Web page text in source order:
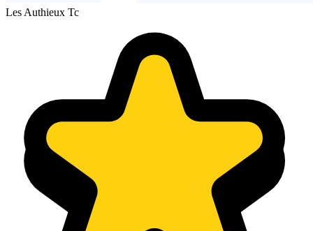
Les Authieux Tc